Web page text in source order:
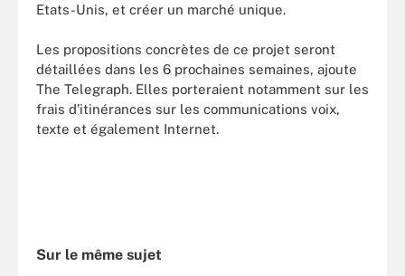
Etats-Unis, et créer un marché unique.
Les propositions concrètes de ce projet seront
détaillées dans les 6 prochaines semaines, ajoute
The Telegraph. Elles porteraient notamment sur les
frais d’itinérances sur les communications voix,
texte et également Internet.
Sur le même sujet